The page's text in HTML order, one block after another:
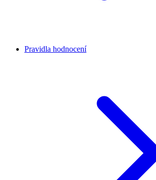
Pravidla hodnocení